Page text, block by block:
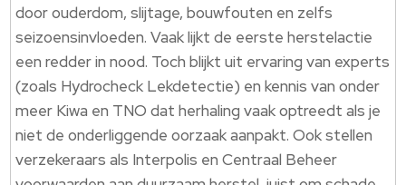
door ouderdom, slijtage, bouwfouten en zelfs
seizoensinvloeden. Vaak lijkt de eerste herstelactie
een redder in nood. Toch blijkt uit ervaring van experts
(zoals Hydrocheck Lekdetectie) en kennis van onder
meer Kiwa en TNO dat herhaling vaak optreedt als je
niet de onderliggende oorzaak aanpakt. Ook stellen
verzekeraars als Interpolis en Centraal Beheer